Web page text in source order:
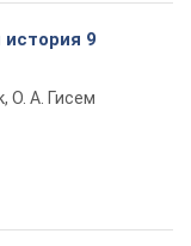
9
О. А. Гисем